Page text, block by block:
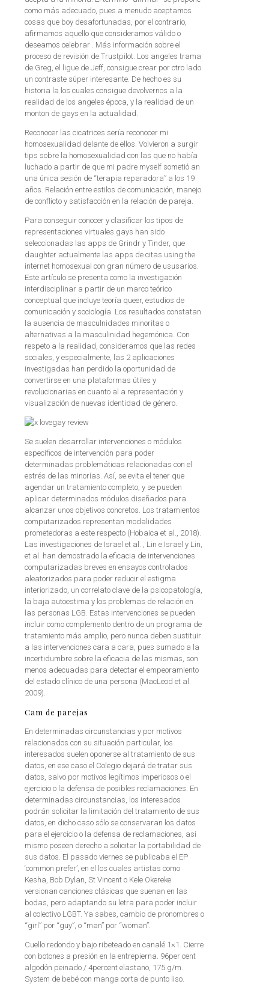
como más adecuado, pues a menudo aceptamos
cosas que boy desafortunadas, por el contrario,
afirmamos aquello que consideramos válido o
deseamos celebrar . Más información sobre el
proceso de revisión de Trustpilot. Los angeles trama
de Greg, el ligue de Jeff, consigue crear por otro lado
un contraste súper interesante. De hecho es su
historia la los cuales consigue devolvernos a la
realidad de los angeles época, y la realidad de un
monton de gays en la actualidad.
Reconocer las cicatrices sería reconocer mi
homosexualidad delante de ellos. Volvieron a surgir
tips sobre la homosexualidad con las que no había
luchado a partir de que mi padre myself sometió an
una única sesión de “terapia reparadora” a los 19
años. Relación entre estilos de comunicación, manejo
de conflicto y satisfacción en la relación de pareja.
Para conseguir conocer y clasificar los tipos de
representaciones virtuales gays han sido
seleccionadas las apps de Grindr y Tinder, que
daughter actualmente las apps de citas using the
internet homosexual con gran número de ususarios.
Este artículo se presenta como la investigación
interdisciplinar a partir de un marco teórico
conceptual que incluye teoría queer, estudios de
comunicación y sociología. Los resultados constatan
la ausencia de masculnidades minoritas o
alternativas a la masculinidad hegemónica. Con
respeto a la realidad, consideramos que las redes
sociales, y especialmente, las 2 aplicaciones
investigadas han perdido la oportunidad de
convertirse en una plataformas útiles y
revolucionarias en cuanto al a representación y
visualización de nuevas identidad de género.
Se suelen desarrollar intervenciones o módulos
específicos de intervención para poder
determinadas problemáticas relacionadas con el
estrés de las minorías. Así, se evita el tener que
agendar un tratamiento completo, y se pueden
aplicar determinados módulos diseñados para
alcanzar unos objetivos concretos. Los tratamientos
computarizados representan modalidades
prometedoras a este respecto (Hobaica et al., 2018).
Las investigaciones de Israel et al. , Lin e Israel y Lin,
et al. han demostrado la eficacia de intervenciones
computarizadas breves en ensayos controlados
aleatorizados para poder reducir el estigma
interiorizado, un correlato clave de la psicopatología,
la baja autoestima y los problemas de relación en
las personas LGB. Estas intervenciones se pueden
incluir como complemento dentro de un programa de
tratamiento más amplio, pero nunca deben sustituir
a las intervenciones cara a cara, pues sumado a la
incertidumbre sobre la eficacia de las mismas, son
menos adecuadas para detectar el empeoramiento
del estado clínico de una persona (MacLeod et al.
2009).
Cam de parejas
En determinadas circunstancias y por motivos
relacionados con su situación particular, los
interesados suelen oponerse al tratamiento de sus
datos, en ese caso el Colegio dejará de tratar sus
datos, salvo por motivos legítimos imperiosos o el
ejercicio o la defensa de posibles reclamaciones. En
determinadas circunstancias, los interesados
podrán solicitar la limitación del tratamiento de sus
datos, en dicho caso sólo se conservaran los datos
para el ejercicio o la defensa de reclamaciones, así
mismo poseen derecho a solicitar la portabilidad de
sus datos. El pasado viernes se publicaba el EP
‘common prefer’, en el los cuales artistas como
Kesha, Bob Dylan, St Vincent o Kele Okereke
versionan canciones clásicas que suenan en las
bodas, pero adaptando su letra para poder incluir
al colectivo LGBT. Ya sabes, cambio de pronombres o
“girl” por “guy”, o “man” por “woman”.
Cuello redondo y bajo ribeteado en canalé 1×1. Cierre
con botones a presión en la entrepierna. 96per cent
algodón peinado / 4percent elastano, 175 g/m.
System de bebé con manga corta de punto liso.